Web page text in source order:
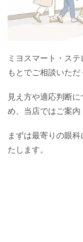
ミヨスマート・ス
もとでご相談いただ
見え方や適応判断
め、当店ではご案内
まずは最寄りの眼
たします。